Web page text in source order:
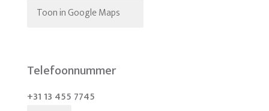
Toon in Google Maps
Telefoonnummer
+31 13 455 7745